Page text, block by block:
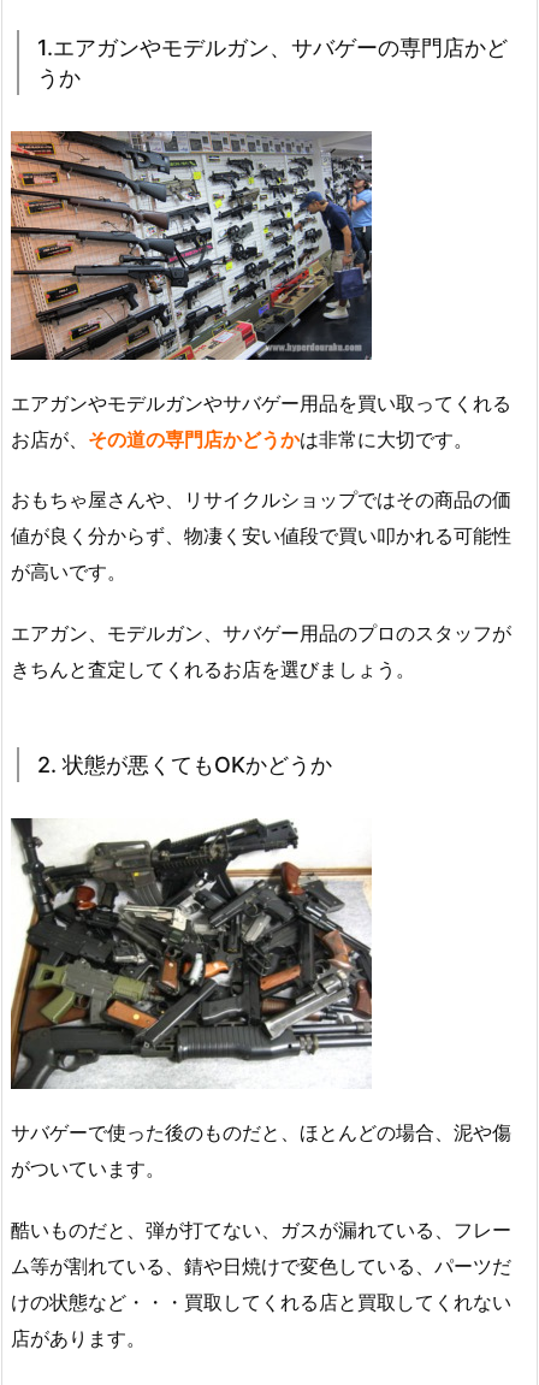
1.エアガンやモデルガン、サバゲーの専門店かど
うか
エアガンやモデルガンやサバゲー用品を買い取ってくれる
お店が、 その道の専門店かどうかは非常に大切です。
おもちゃ屋さんや、リサイクルショップではその商品の価
値が良く分からず、物凄く安い値段で買い叩かれる可能性
が高いです。
エアガン、モデルガン、サバゲー用品のプロのスタッフが
きちんと査定してくれるお店を選びましょう。
2. 状態が悪くてもOKかどうか
サバゲーで使った後のものだと、ほとんどの場合、泥や傷
がついています。
酷いものだと、弾が打てない、ガスが漏れている、フレー
ム等が割れている、錆や日焼けで変色している、パーツだ
けの状態など・・・買取してくれる店と買取してくれない
店があります。